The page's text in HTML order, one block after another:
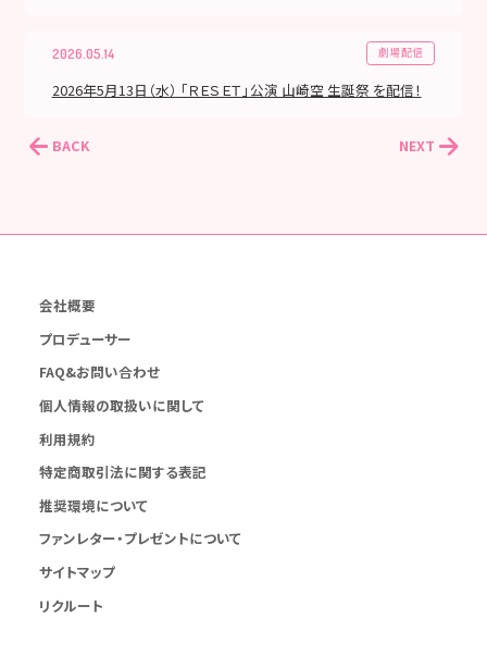
2026.05.14 劇場配信
2026年5月13日（水） 「ＲＥＳＥＴ」公演 山崎空 生誕祭 を配信！
BACK NEXT
会社概要
プロデューサー
FAQ&お問い合わせ
個人情報の取扱いに関して
利用規約
特定商取引法に関する表記
推奨環境について
ファンレター・プレゼントについて
サイトマップ
リクルート